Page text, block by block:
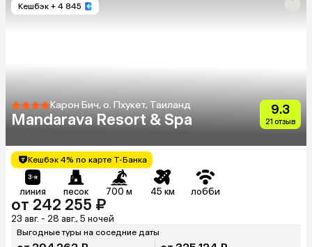
Кешбэк + 4 845
Карон Бич, о. Пхукет, Таиланд
Mandarava Resort & Spa
9.3
21 отзыв
Кешбэк 4% по карте Т-Банка
линия песок 700 м 45 км лобби
от 242 255 ₽
23 авг. - 28 авг., 5 ночей
Выгодные туры на соседние даты